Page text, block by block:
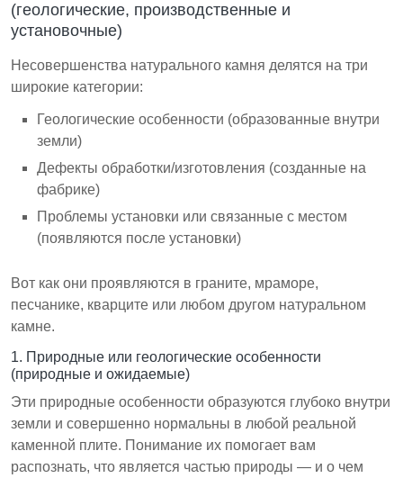
(геологические, производственные и
установочные)
Несовершенства натурального камня делятся на три
широкие категории:
Геологические особенности (образованные внутри
земли)
Дефекты обработки/изготовления (созданные на
фабрике)
Проблемы установки или связанные с местом
(появляются после установки)
Вот как они проявляются в граните, мраморе,
песчанике, кварците или любом другом натуральном
камне.
1. Природные или геологические особенности
(природные и ожидаемые)
Эти природные особенности образуются глубоко внутри
земли и совершенно нормальны в любой реальной
каменной плите. Понимание их помогает вам
распознать, что является частью природы — и о чем